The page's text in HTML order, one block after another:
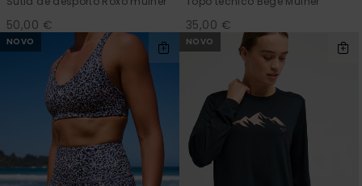
50,00 € 35,00 €
NOVO NOVO